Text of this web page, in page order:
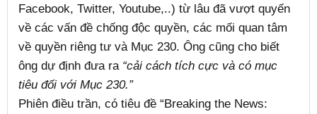
Facebook, Twitter, Youtube,..) từ lâu đã vượt quyến
về các vấn đề chống độc quyền, các mối quan tâm
về quyền riêng tư và Mục 230. Ông cũng cho biết
ông dự định đưa ra “cải cách tích cực và có mục
tiêu đối với Mục 230.”
Phiên điều trần, có tiêu đề “Breaking the News: